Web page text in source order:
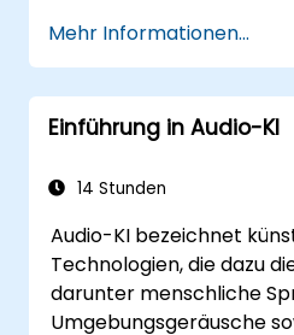
Mehr Informationen...
Einführung in Audio-KI
14 Stunden
Audio-KI bezeichnet
Technologien, die dazu
darunter menschliche
Umgebungsgeräusche